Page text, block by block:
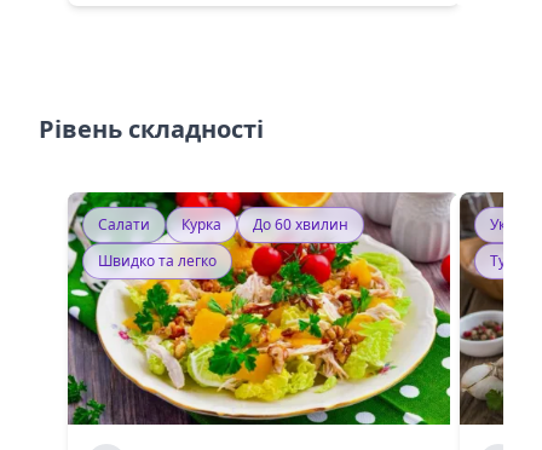
Рівень складності
Салати Курка
До 60 хвилин
Швидко та легко